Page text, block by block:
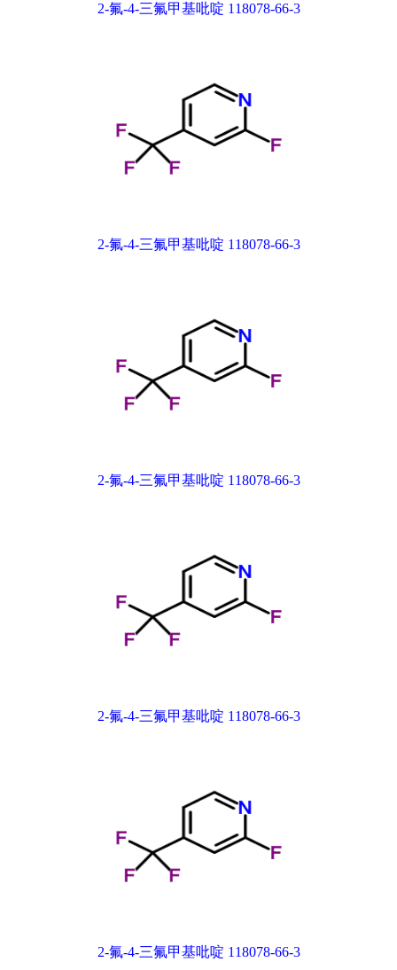
2-氟-4-三氟甲基吡啶 118078-66-3
2-氟-4-三氟甲基吡啶 118078-66-3
2-氟-4-三氟甲基吡啶 118078-66-3
2-氟-4-三氟甲基吡啶 118078-66-3
2-氟-4-三氟甲基吡啶 118078-66-3